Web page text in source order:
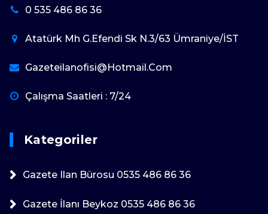
0 535 486 86 36
Atatürk Mh G.Efendi Sk N.3/63 Ümraniye/İST
Gazeteilanofisi@hotmail.com
Çalışma Saatleri : 7/24
Kategoriler
Gazete Ilan Bürosu 0535 486 86 36
Gazete İlanı Beykoz 0535 486 86 36